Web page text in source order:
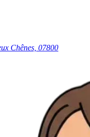
Chênes, 07800